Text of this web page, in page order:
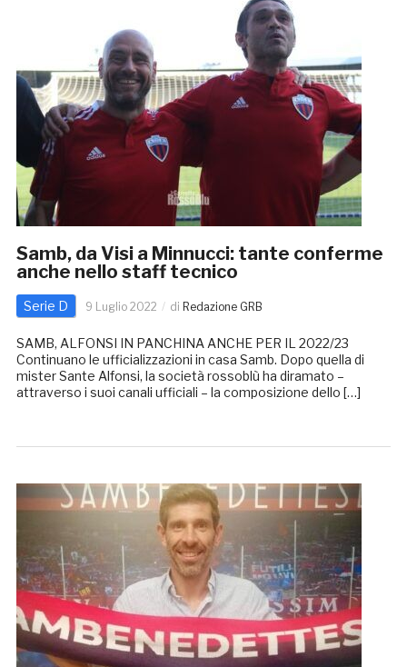
Samb, da Visi a Minnucci: tante conferme
anche nello staff tecnico
Serie D 9 Luglio 2022 di Redazione GRB
SAMB, ALFONSI IN PANCHINA ANCHE PER IL 2022/23
Continuano le ufficializzazioni in casa Samb. Dopo quella di
mister Sante Alfonsi, la società rossoblù ha diramato –
attraverso i suoi canali ufficiali – la composizione dello […]